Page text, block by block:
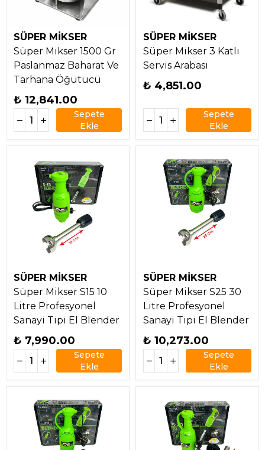
SÜPER MİKSER
Süper Mikser 1500 Gr
Paslanmaz Baharat Ve
Tarhana Öğütücü
₺ 12,841.00
Sepete
Ekle
SÜPER MİKSER
Süper Mikser 3 Katlı
Servis Arabası
₺ 4,851.00
Sepete
Ekle
SÜPER MİKSER
Süper Mikser S15 10
Litre Profesyonel
Sanayi Tipi El Blender
₺ 7,990.00
Sepete
Ekle
SÜPER MİKSER
Süper Mikser S25 30
Litre Profesyonel
Sanayi Tipi El Blender
₺ 10,273.00
Sepete
Ekle